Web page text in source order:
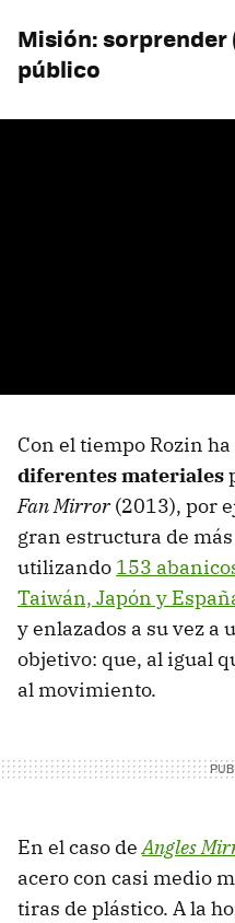
Misión:
público
Con el tiempo Rozin
diferentes materiales
Fan Mirror(2013), por
gran estructura de
utilizando 153
Taiwán, Japón y
y enlazados a su vez a
objetivo: que, al igual
al movimiento.
En el caso deAngles
acero con casi medio
tiras de plástico. A la